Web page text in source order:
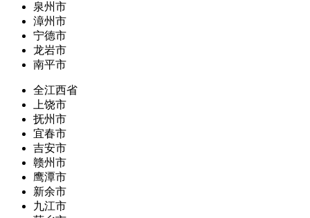
泉州市
漳州市
宁德市
龙岩市
南平市
全江西省
上饶市
抚州市
宜春市
吉安市
赣州市
鹰潭市
新余市
九江市